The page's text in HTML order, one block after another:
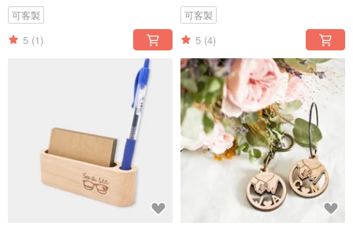
可客製
5 (1)
可客製
5 (4)